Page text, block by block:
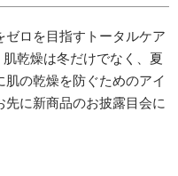
ロを目指すトータルケア
乾燥は冬だけでなく、夏
の乾燥を防ぐためのアイ
に新商品のお披露目会に